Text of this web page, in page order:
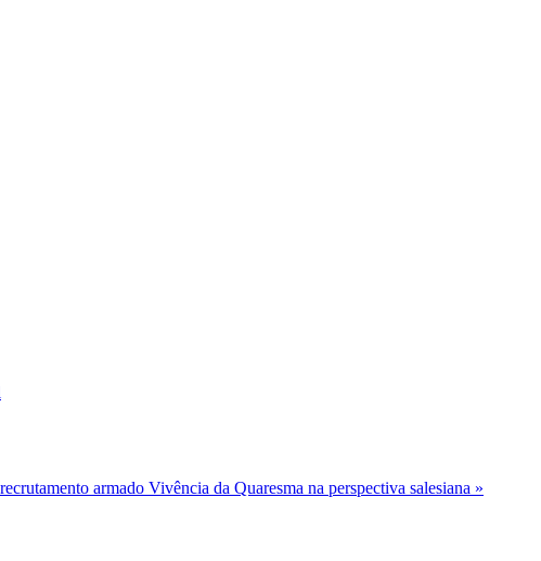
armado Vivência da Quaresma na perspectiva salesiana »